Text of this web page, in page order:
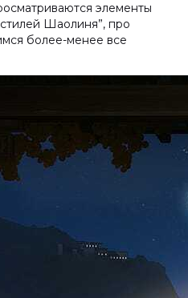
элементы
стилей Шаолиня”, про
более-менее все